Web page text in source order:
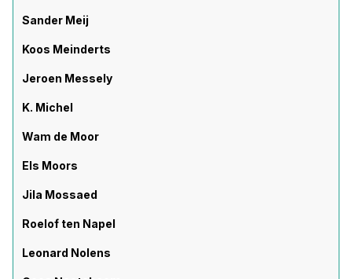
Sander Meij
Koos Meinderts
Jeroen Messely
K. Michel
Wam de Moor
Els Moors
Jila Mossaed
Roelof ten Napel
Leonard Nolens